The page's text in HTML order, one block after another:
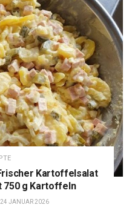
Kartoffelsalat
750 g Kartoffeln
24 JANUAR 2026